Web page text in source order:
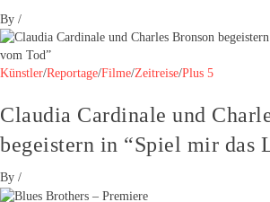
By /
Künstler/Reportage/Filme/Zeitreise/Plus 5
Claudia Cardinale und
begeistern in “Spiel mir das
By /